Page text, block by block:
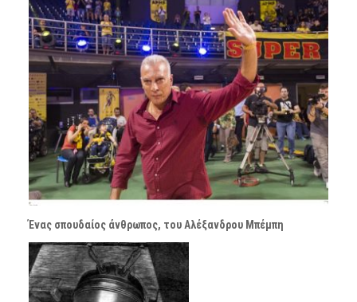
Ένας σπουδαίος άνθρωπος, του Αλέξανδρου Μπέμπη